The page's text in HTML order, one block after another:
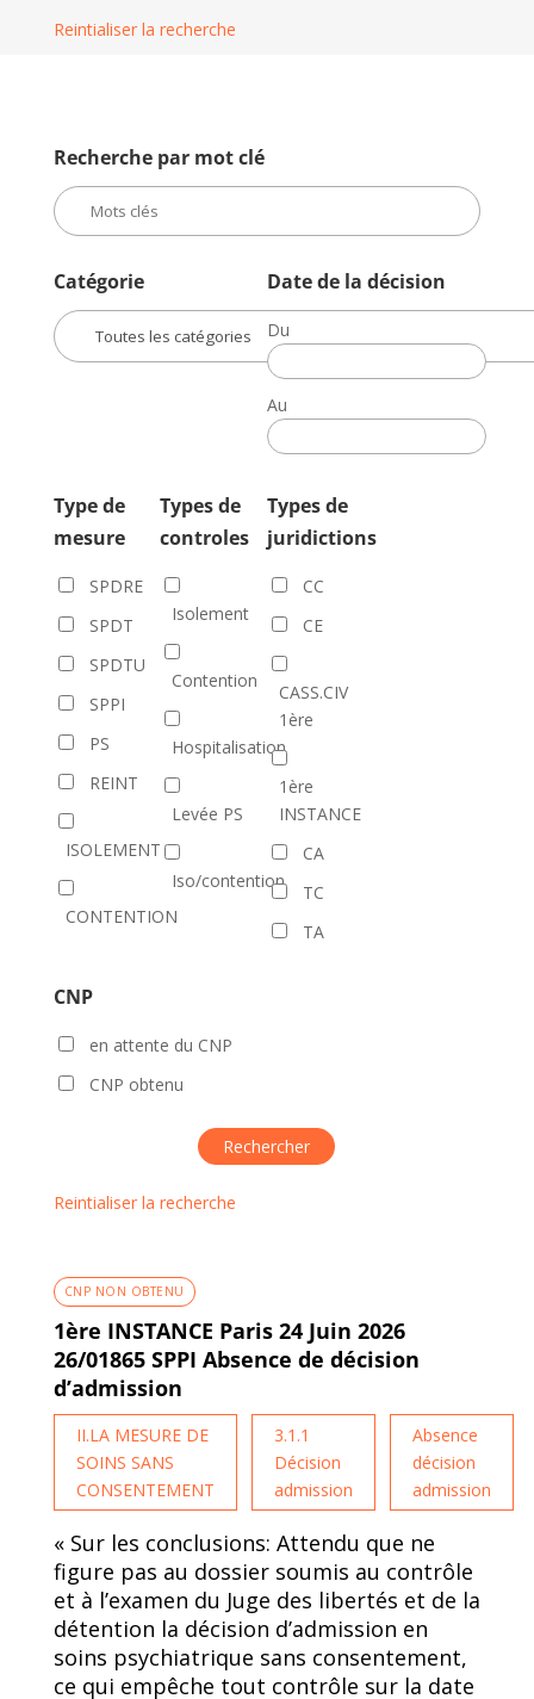
Reintialiser la recherche
Recherche par mot clé
Catégorie Date de la décision
Du
Date
de
la
décision
Au
Date
de
décision
Type de
mesure
SPDRE
SPDT
SPDTU
SPPI
PS
REINT
ISOLEMENT
CONTENTION
Types de
controles
Isolement
Contention
Hospitalisation
Levée PS
Iso/contention
Types de
juridictions
CC
CE
CASS.CIV
1ère
1ère
INSTANCE
CA
TC
TA
CNP
en attente du CNP
CNP obtenu
Reintialiser la recherche
CNP NON OBTENU
1ère INSTANCE Paris 24 Juin 2026
26/01865 SPPI Absence de décision
d’admission
II.LA MESURE DE
SOINS SANS
CONSENTEMENT
3.1.1
Décision
admission
Absence
décision
admission
« Sur les conclusions: Attendu que ne
figure pas au dossier soumis au contrôle
et à l’examen du Juge des libertés et de la
détention la décision d’admission en
soins psychiatrique sans consentement,
ce qui empêche tout contrôle sur la date